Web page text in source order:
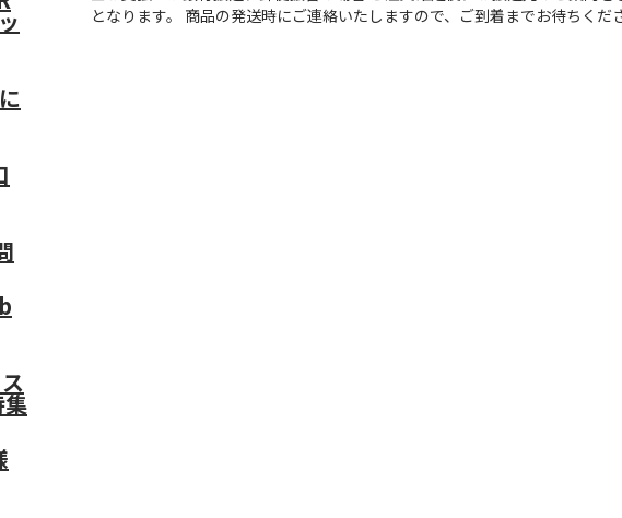
ス
となります。 商品の発送時にご連絡いたしますので、ご到着までお待ちくだ